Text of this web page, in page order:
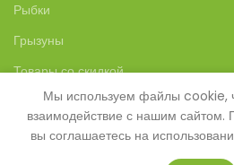
Рыбки
Грызуны
Товары со скидкой
КОНТАКТНАЯ ФОРМА
Мы используем файлы cookie,
взаимодействие с нашим сайтом.
вы соглашаетесь на